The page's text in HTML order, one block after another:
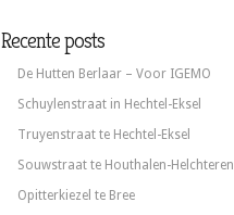
Recente posts
De Hutten Berlaar – Voor IGEMO
Schuylenstraat in Hechtel-Eksel
Truyenstraat te Hechtel-Eksel
Souwstraat te Houthalen-Helchteren
Opitterkiezel te Bree